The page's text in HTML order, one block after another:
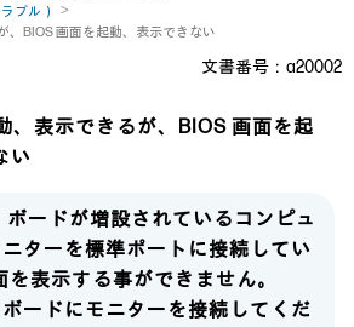
ブル）
、BIOS 画面を起動、表示できない
文書番号：a20002
、表示できるが、BIOS 画面を起
い
ボードが増設されているコンピュ
ターを標準ポートに接続してい
を表示する事ができません。
ードにモニターを接続してくだ